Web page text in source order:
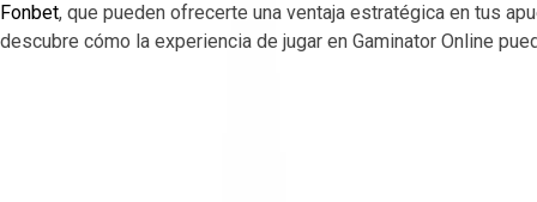
Fonbet, que pueden ofrecerte una ventaja estratégica en tus
descubre cómo la experiencia de jugar en Gaminator Online